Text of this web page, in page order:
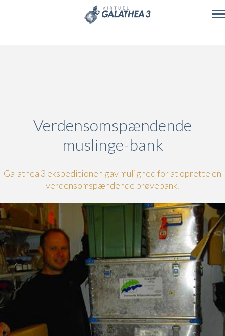
Verdensomspændende
muslinge-bank
Galathea 3 ekspeditionen gav mulighed for at oprette en
verdensomspændende prøvebank.